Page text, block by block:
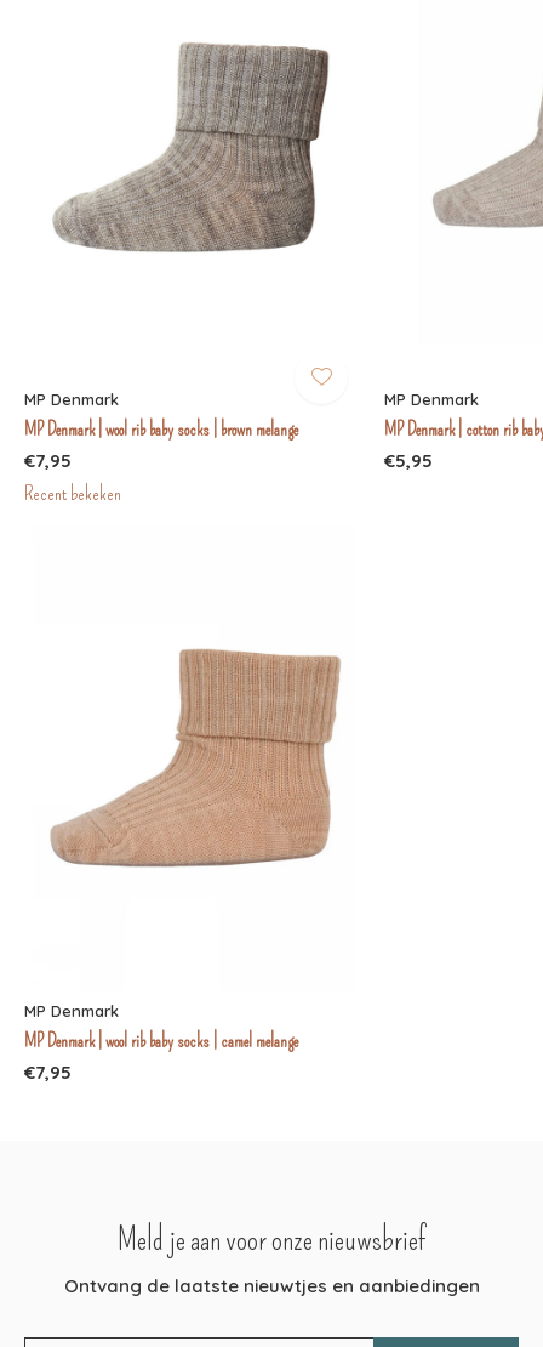
MP Denmark
MP Denmark | wool rib baby socks | brown melange
€7,95
MP Denmark
MP Denmark | cotton rib
€5,95
Recent bekeken
MP Denmark
MP Denmark | wool rib baby socks | camel melange
€7,95
Meld je aan voor onze nieuwsbrief
Ontvang de laatste nieuwtjes en aanbiedingen